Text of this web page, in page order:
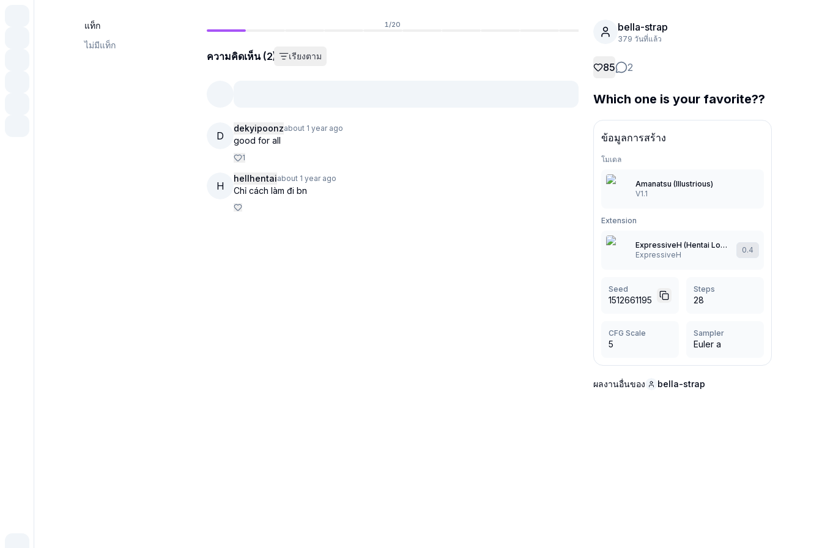
แท็ก
ไม่มีแท็ก
1 /20
ความคิดเห็น (2) เรียงตาม
D
dekyipoonzabout 1 yearago
good for all
1
H
hellhentaiabout 1 yearago
Chỉ cách làm đi bn
bella-strap
379 วันที่แล้ว
85 2
Which one is your favorite??
ข้อมูลการสร้าง
โมเดล
Amanatsu (Illustrious)
V1.1
Extension
ExpressiveH (Hentai LoRa Style) エロアニメ
ExpressiveH
0.4
Seed
1512661195
Steps
28
CFG Scale
5
Sampler
Euler a
ผลงานอื่นของ bella-strap